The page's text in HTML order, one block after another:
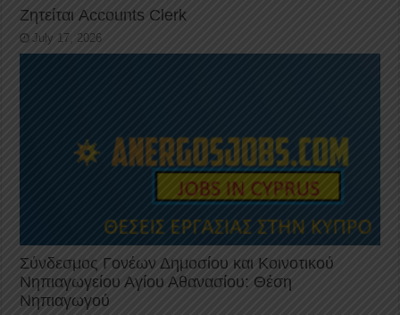
Ζητείται Accounts Clerk
July 17, 2026
Σύνδεσμος Γονέων Δημοσίου και Κοινοτικού
Νηπιαγωγείου Αγίου Αθανασίου: Θέση
Νηπιαγωγού